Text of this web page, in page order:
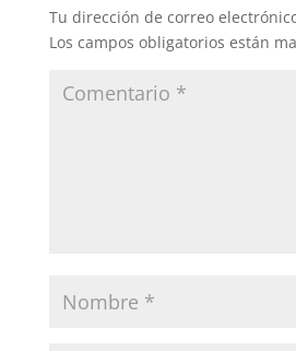
Tu dirección de correo
Los campos obligatorios están